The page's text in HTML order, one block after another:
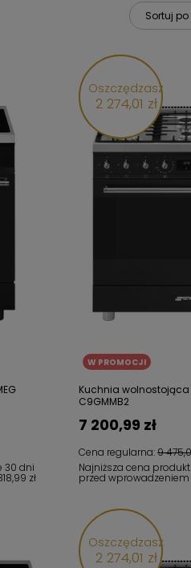
Sortuj
30 dni
zł
Oszczędzasz
2 274,01 zł
W PROMOCJI
Kuchnia wolnostojąca
C9GMMB2
Cena regularna:9
7 200,99 zł
Najniższa cena
przed wprowadzeniem
Oszczędzasz
2 274,01 zł